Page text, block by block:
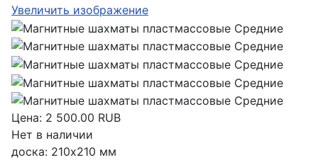
Увеличить изображение
Цена: 2 500.00 RUB
Нет в наличии
доска: 210х210 мм